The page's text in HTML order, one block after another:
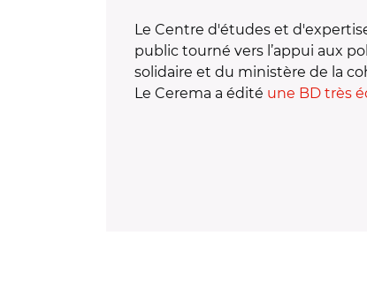
Le Centre d'études et
public tourné vers l’appui aux
solidaire et du ministère de la
Le Cerema a édité une BD très